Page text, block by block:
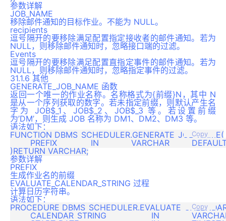
参数详解
JOB_NAME
移除邮件通知的目标作业。不能为 NULL。
recipients
逗号隔开的要移除满足配置指定接收者的邮件通知。若为
NULL，则移除邮件通知时，忽略接口端的过滤。
Events
逗号隔开的要移除满足配置直指定事件的邮件通知。若为
NULL，则移除邮件通知时，忽略指定事件的过滤。
31.1.6 其他
GENERATE_JOB_NAME 函数
返回一个唯一的作业名称。名称格式为{前缀}N，其中 N
是从一个序列获取的数字。若未指定前缀，则默认产生名
字为 JOB$_1、JOB$_2、JOB$_3 等。若设置前缀
为’DM’，则生成 JOB 名称为 DM1、DM2、DM3 等。
语法如下：
Copy
FUNCTION DBMS_SCHEDULER.GENERATE_JOB_NAME(
参数详解
PREFIX
生成作业名的前缀
EVALUATE_CALENDAR_STRING 过程
计算日历字符串。
语法如下：
Copy
PROCEDURE